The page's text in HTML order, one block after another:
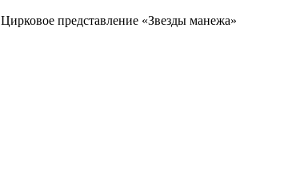
Цирковое представление «Звезды манежа»